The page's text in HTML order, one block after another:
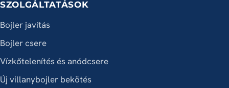
SZOLGÁLTATÁSOK
Bojler javítás
Bojler csere
Vízkőtelenítés és anódcsere
Új villanybojler bekötés